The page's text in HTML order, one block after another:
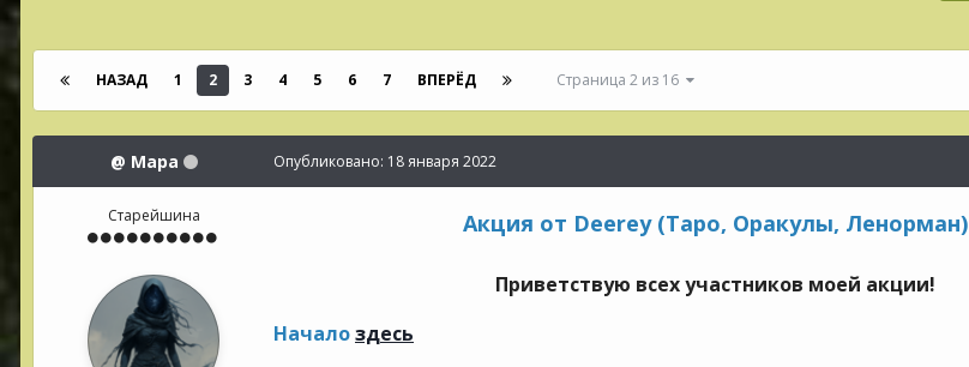
НАЗАД 1 2 3 4 5 6 7 ВПЕРЁД Страница 2 из 16
@ Мара
Старейшина
Опубликовано: 18 января 2022
Акция от Deerey (Таро, Оракулы, Ленорман)
Приветствую всех участников моей акции!
Началоздесь